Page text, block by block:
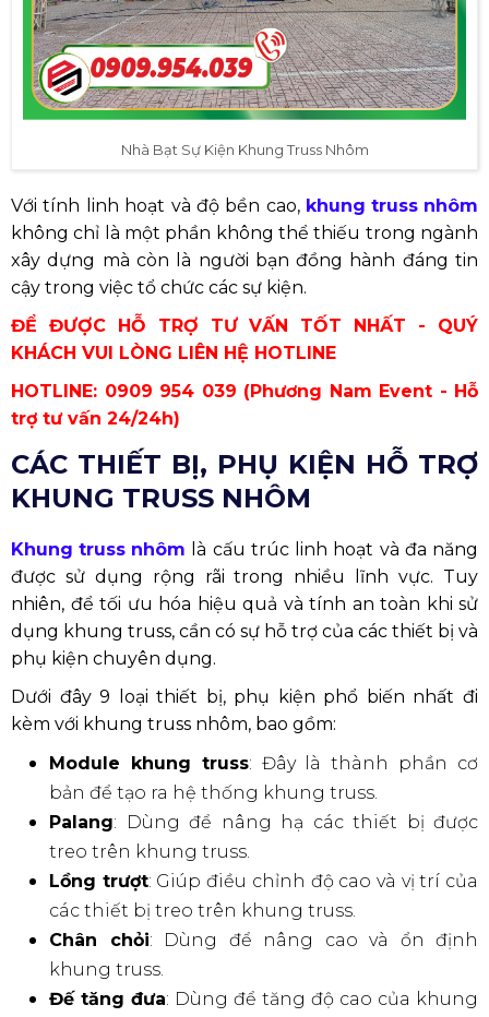
Nhà Bạt Sự Kiện Khung Truss Nhôm
Với tính linh hoạt và độ bền cao, khung truss nhôm
không chỉ là một phần không thể thiếu trong ngành
xây dựng mà còn là người bạn đồng hành đáng tin
cậy trong việc tổ chức các sự kiện.
ĐỂ ĐƯỢC HỖ TRỢ TƯ VẤN TỐT NHẤT - QUÝ
KHÁCH VUI LÒNG LIÊN HỆ HOTLINE
HOTLINE: 0909 954 039 (Phương Nam Event - Hỗ
trợ tư vấn 24/24h)
CÁC THIẾT BỊ, PHỤ KIỆN HỖ TRỢ
KHUNG TRUSS NHÔM
Khung truss nhôm là cấu trúc linh hoạt và đa năng
được sử dụng rộng rãi trong nhiều lĩnh vực. Tuy
nhiên, để tối ưu hóa hiệu quả và tính an toàn khi sử
dụng khung truss, cần có sự hỗ trợ của các thiết bị và
phụ kiện chuyên dụng.
Dưới đây 9 loại thiết bị, phụ kiện phổ biến nhất đi
kèm với khung truss nhôm, bao gồm:
Module khung truss: Đây là thành phần cơ
bản để tạo ra hệ thống khung truss.
Palang: Dùng để nâng hạ các thiết bị được
treo trên khung truss.
Lồng trượt: Giúp điều chỉnh độ cao và vị trí của
các thiết bị treo trên khung truss.
Chân chỏi: Dùng để nâng cao và ổn định
khung truss.
Đế tăng đưa: Dùng để tăng độ cao của khung